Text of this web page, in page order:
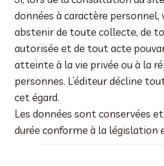
données à caractère personnel,
abstenir de toute collecte, de
autorisée et de tout acte
atteinte à la vie privée ou à la
personnes. L’éditeur décline
cet égard.
Les données sont conservées
durée conforme à la législation